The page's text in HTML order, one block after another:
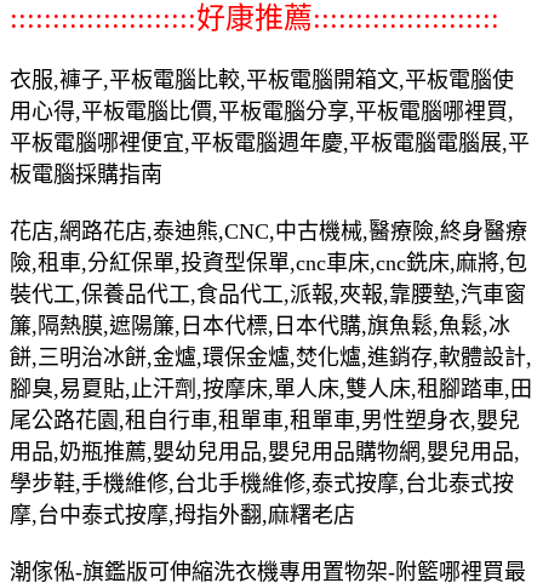
::::::::::::::::::::::好康推薦::::::::::::::::::::::
衣服,褲子,平板電腦比較,平板電腦開箱文,平板電腦使
用心得,平板電腦比價,平板電腦分享,平板電腦哪裡買,
平板電腦哪裡便宜,平板電腦週年慶,平板電腦電腦展,平
板電腦採購指南
花店,網路花店,泰迪熊,CNC,中古機械,醫療險,終身醫療
險,租車,分紅保單,投資型保單,cnc車床,cnc銑床,麻將,包
裝代工,保養品代工,食品代工,派報,夾報,靠腰墊,汽車窗
簾,隔熱膜,遮陽簾,日本代標,日本代購,旗魚鬆,魚鬆,冰
餅,三明治冰餅,金爐,環保金爐,焚化爐,進銷存,軟體設計,
腳臭,易夏貼,止汗劑,按摩床,單人床,雙人床,租腳踏車,田
尾公路花園,租自行車,租單車,租單車,男性塑身衣,嬰兒
用品,奶瓶推薦,嬰幼兒用品,嬰兒用品購物網,嬰兒用品,
學步鞋,手機維修,台北手機維修,泰式按摩,台北泰式按
摩,台中泰式按摩,拇指外翻,麻糬老店
潮傢俬-旗鑑版可伸縮洗衣機專用置物架-附籃哪裡買最